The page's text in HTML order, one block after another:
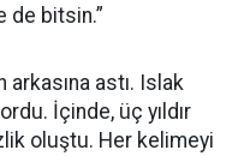
de bitsin.”
astı. Islak
İçinde, üç yıldır
oluştu. Her kelimeyi